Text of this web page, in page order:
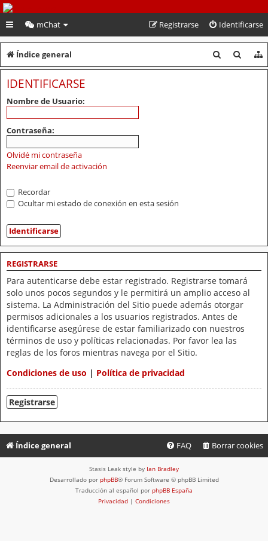
PeruVoley.com
mChat Identificarse
Registrarse
Índice general
u
u
IDENTIFICARSE
Nombre de Usuario:
Contraseña:
Olvidé mi contraseña
Reenviar email de activación
Recordar
Ocultar mi estado de conexión en esta sesión
REGISTRARSE
Para autenticarse debe estar registrado. Registrarse tomará
solo unos pocos segundos y le permitirá un amplio acceso al
sistema. La Administración del Sitio puede además otorgar
permisos adicionales a los usuarios registrados. Antes de
identificarse asegúrese de estar familiarizado con nuestros
términos de uso y políticas relacionadas. Por favor lea las
reglas de los foros mientras navega por el Sitio.
Condiciones de uso | Política de privacidad
Registrarse
Índice general Borrar cookies
FAQ
Stasis Leak style by Ian Bradley
Desarrollado por phpBB® Forum Software © phpBB Limited
Traducción al español por phpBB España
Privacidad | Condiciones